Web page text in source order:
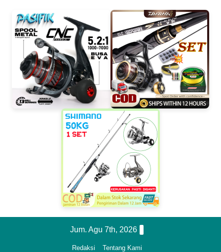
Jum. Agu 7th, 2026
Redaksi Tentang Kami